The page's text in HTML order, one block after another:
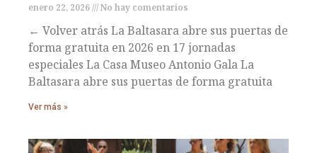
enero 22, 2026 No hay comentarios
← Volver atrás La Baltasara abre sus puertas de
forma gratuita en 2026 en 17 jornadas
especiales La Casa Museo Antonio Gala La
Baltasara abre sus puertas de forma gratuita
Ver más »